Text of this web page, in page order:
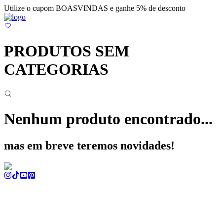
Utilize o cupom BOASVINDAS e ganhe 5% de desconto
PRODUTOS SEM
CATEGORIAS
Nenhum produto encontrado...
mas em breve teremos novidades!